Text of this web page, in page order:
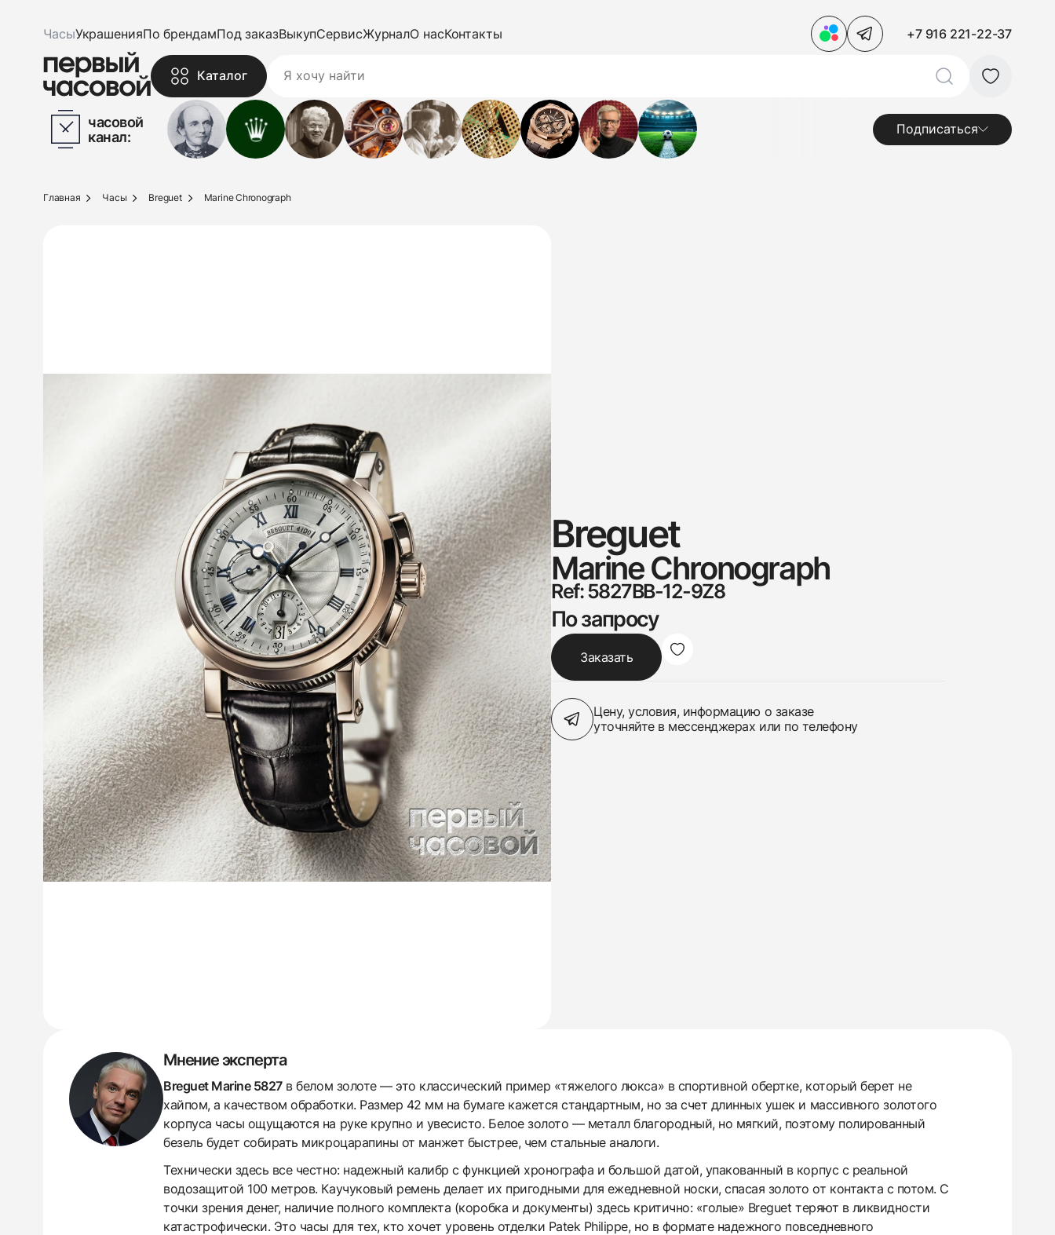
ЧасыУкрашенияПо брендамПод заказВыкупСервисЖурналО насКонтакты +7 916 221-22-37
Каталог
часовой
канал:
Подписаться
438
285
145
142
205
204
195
150
6
Главная Часы Breguet Marine Chronograph
Breguet
Marine Chronograph
Ref: 5827BB-12-9Z8
По запросу
Заказать
Цену, условия, информацию о заказе
уточняйте в мессенджерах или по телефону
Мнение эксперта
Breguet Marine 5827в белом золоте — это классический пример «тяжелого люкса» в спортивной обертке, который берет не
хайпом, а качеством обработки. Размер 42 мм на бумаге кажется стандартным, но за счет длинных ушек и массивного золотого
корпуса часы ощущаются на руке крупно и увесисто. Белое золото — металл благородный, но мягкий, поэтому полированный
безель будет собирать микроцарапины от манжет быстрее, чем стальные аналоги.
Технически здесь все честно: надежный калибр с функцией хронографа и большой датой, упакованный в корпус с реальной
водозащитой 100 метров. Каучуковый ремень делает их пригодными для ежедневной носки, спасая золото от контакта с потом. С
точки зрения денег, наличие полного комплекта (коробка и документы) здесь критично: «голые» Breguet теряют в ликвидности
катастрофически. Это часы для тех, кто хочет уровень отделки Patek Philippe, но в формате надежного повседневного